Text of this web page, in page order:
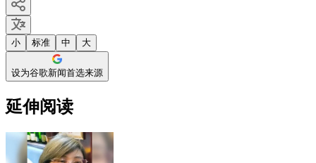
小 标准 中 大
设为谷歌新闻首选来源
延伸阅读